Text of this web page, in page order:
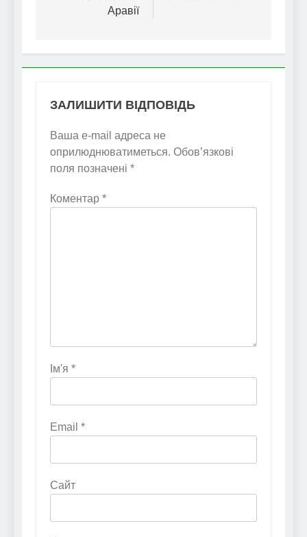
Аравії
ЗАЛИШИТИ ВІДПОВІДЬ
Ваша e-mail адреса не
оприлюднюватиметься. Обов’язкові
поля позначені *
Коментар *
Ім'я *
Email *
Сайт